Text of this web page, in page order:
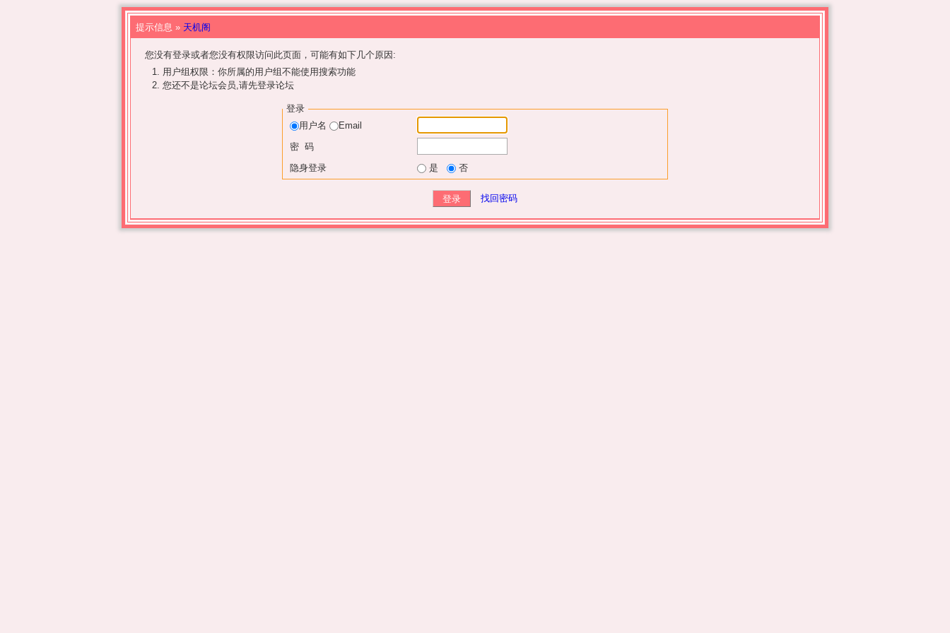
提示信息 » 天机阁
您没有登录或者您没有权限访问此页面，可能有如下几个原因:
用户组权限：你所属的用户组不能使用搜索功能
您还不是论坛会员,请先登录论坛
登录
用户名
Email
密 码
隐身登录
是 否
找回密码